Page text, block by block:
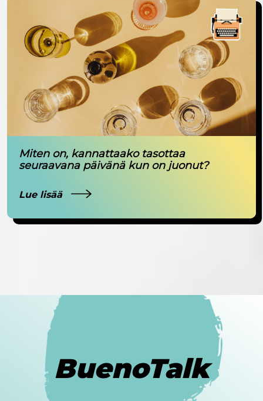
Miten on, kannattaako tasottaa
seuraavana päivänä kun on juonut?
Lue lisää
BuenoTalk